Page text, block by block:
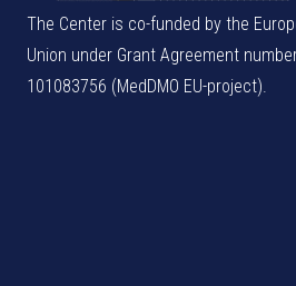
The Center is co-funded by the
Union under Grant Agreement
101083756 (MedDMO EU-project).